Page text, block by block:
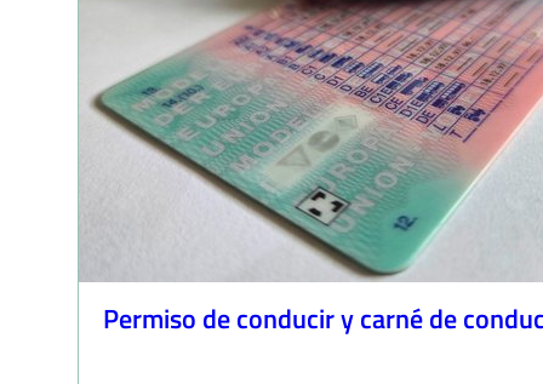
Permiso de conducir y carné de